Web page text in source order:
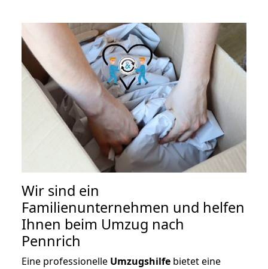
Wir sind ein
Familienunternehmen und helfen
Ihnen beim Umzug nach
Pennrich
Eine professionelle Umzugshilfe bietet eine